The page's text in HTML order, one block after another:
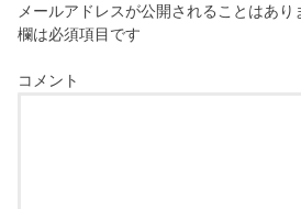
メールアドレスが公開されることはあり
欄は必須項目です
コメント